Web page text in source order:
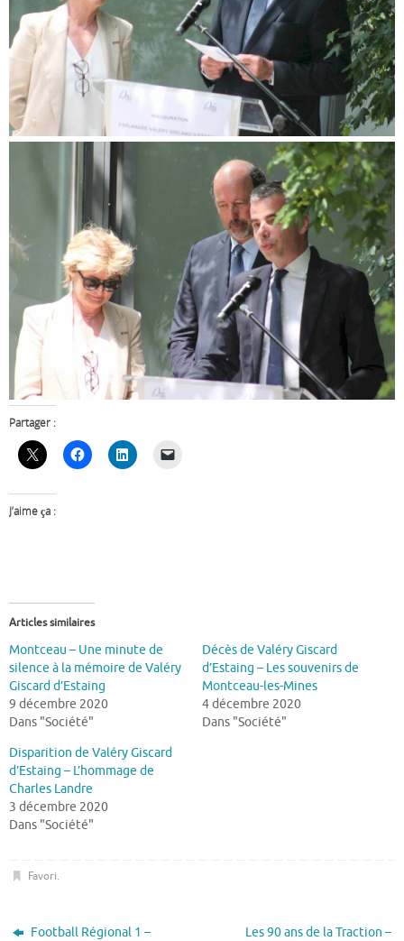
Partager :
J’aime ça :
Articles similaires
Montceau – Une minute de
silence à la mémoire de Valéry
Giscard d’Estaing
9 décembre 2020
Dans "Société"
Décès de Valéry Giscard
d’Estaing – Les souvenirs de
Montceau-les-Mines
4 décembre 2020
Dans "Société"
Disparition de Valéry Giscard
d’Estaing – L’hommage de
Charles Landre
3 décembre 2020
Dans "Société"
Favori.
Football Régional 1 –
Les 90 ans de la Traction –